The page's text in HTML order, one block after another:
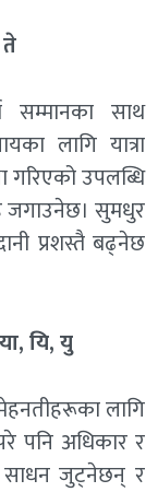
सम्मानका साथ
लागि यात्रा
गरिएको उपलब्धि
जगाउनेछ। सुमधुर
प्रशस्तै बढ्नेछ
यि, यु
लागि
पनि अधिकार र
साधन जुट्नेछन् र